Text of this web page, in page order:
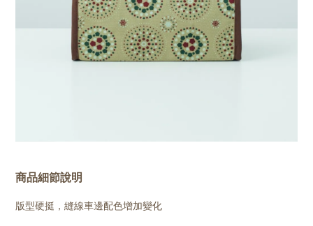
商品細節說明
版型硬挺，縫線車邊配色增加變化